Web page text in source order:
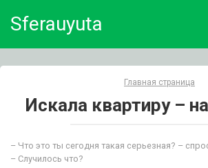
Sferauyuta
Главная страница
Искала квартиру –
– Что это ты сегодня такая серьезная? –
– Случилось что?